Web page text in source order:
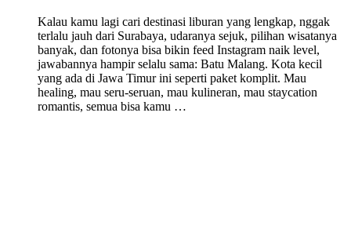
Kalau kamu lagi cari destinasi liburan yang lengkap, nggak
terlalu jauh dari Surabaya, udaranya sejuk, pilihan wisatanya
banyak, dan fotonya bisa bikin feed Instagram naik level,
jawabannya hampir selalu sama: Batu Malang. Kota kecil
yang ada di Jawa Timur ini seperti paket komplit. Mau
healing, mau seru-seruan, mau kulineran, mau staycation
romantis, semua bisa kamu …